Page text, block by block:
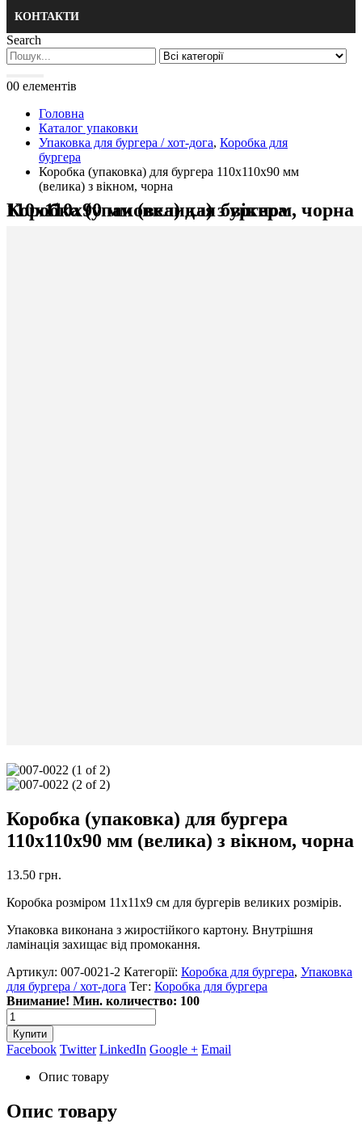
КОНТАКТИ
Search
00 елементів
Головна
Каталог упаковки
Упаковка для бургера / хот-дога, Коробка для
бургера
Коробка (упаковка) для бургера 110х110х90 мм
(велика) з вікном, чорна
Коробка (упаковка) для бургера 110х110х90 мм (велика) з вікном, чорна
Коробка (упаковка) для бургера
110х110х90 мм (велика) з вікном, чорна
13.50 грн.
Коробка розміром 11x11x9 см для бургерів великих розмірів.
Упаковка виконана з жиростійкого картону. Внутрішня
ламінація захищає від промокання.
Артикул: 007-0021-2 Категорії: Коробка для бургера, Упаковка
для бургера / хот-дога Тег: Коробка для бургера
Внимание! Мин. количество: 100
Купити
Facebook Twitter LinkedIn Google + Email
Опис товару
Опис товару